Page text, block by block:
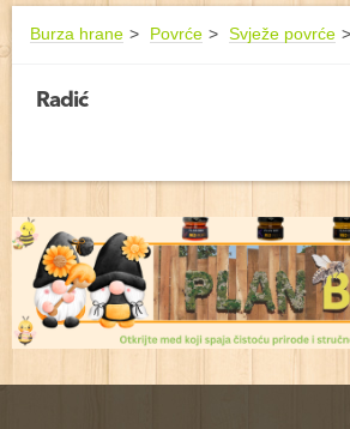
Burza hrane Povrće Svježe povrće
Radić